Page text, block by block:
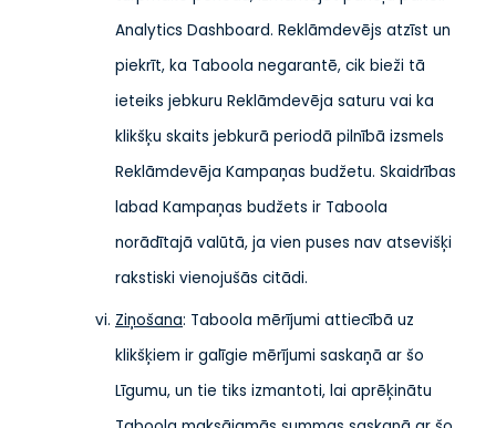
Analytics Dashboard. Reklāmdevējs atzīst un
piekrīt, ka Taboola negarantē, cik bieži tā
ieteiks jebkuru Reklāmdevēja saturu vai ka
klikšķu skaits jebkurā periodā pilnībā izsmels
Reklāmdevēja Kampaņas budžetu. Skaidrības
labad Kampaņas budžets ir Taboola
norādītajā valūtā, ja vien puses nav atsevišķi
rakstiski vienojušās citādi.
Ziņošana: Taboola mērījumi attiecībā uz
klikšķiem ir galīgie mērījumi saskaņā ar šo
Līgumu, un tie tiks izmantoti, lai aprēķinātu